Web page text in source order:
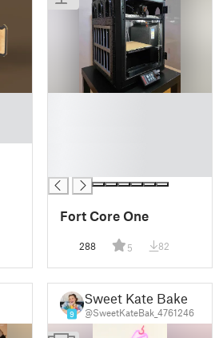
Fort Core One
288 5 82
9
Sweet Kate Bake
@SweetKateBak_4761246